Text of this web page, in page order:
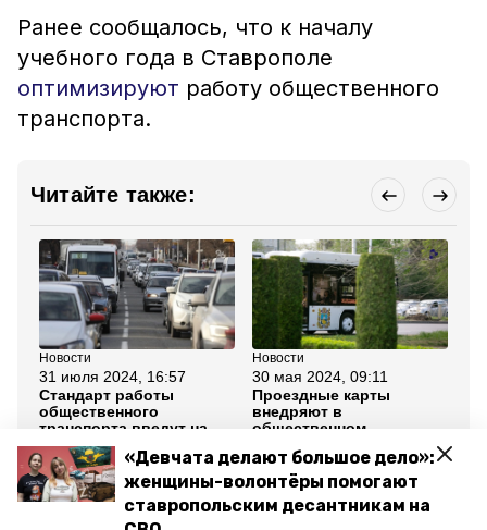
«Девчата делают большое дело»:
женщины-волонтёры помогают
ставропольским десантникам на
Ранее сообщалось, что к началу
учебного года в Ставрополе
оптимизируют работу общественного
транспорта.
Читайте также:
Новости
31 июля 2024, 16:57
Стандарт работы
общественного
транспорта введут на
Ставрополье
Новости
30 мая 2024, 09:11
Проездные карты
внедряют в
общественном
транспорте Ставрополя
Все новости